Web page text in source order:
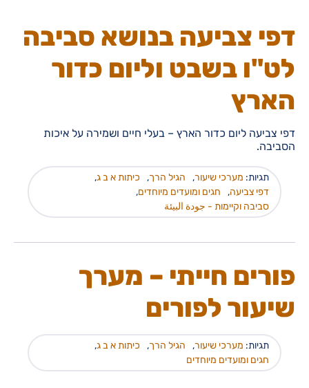
דפי צביעה בנושא סביבה
לט"ו בשבט וליום כדור
הארץ
דפי צביעה ליום כדור הארץ – בעלי חיים ושמירה על איכות
הסביבה.
תגיות: מערכי שיעור, הגיל הרך, כיתות א ב ג,
דפי צביעה, חגים ומועדים מיוחדים,
סביבה וקיימות - جودة البيئة
פורים חייתי – מערך
שיעור לפורים
תגיות: מערכי שיעור, הגיל הרך, כיתות א ב ג,
חגים ומועדים מיוחדים